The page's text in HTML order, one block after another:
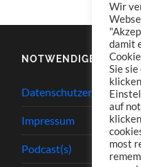
NOTWENDIGES
Datenschutzerklärung
Impressum
Podcast(s)
Wir
damit
Sie
auf
most